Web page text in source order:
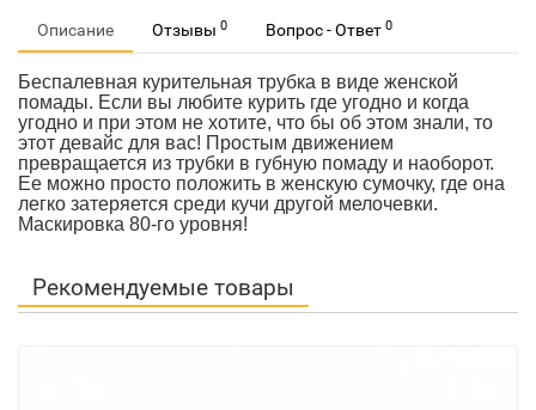
Описание Отзывы 0 Вопрос - Ответ 0
Беспалевная курительная трубка в виде женской
помады. Если вы любите курить где угодно и когда
угодно и при этом не хотите, что бы об этом знали, то
этот девайс для вас! Простым движением
превращается из трубки в губную помаду и наоборот.
Ее можно просто положить в женскую сумочку, где она
легко затеряется среди кучи другой мелочевки.
Маскировка 80-го уровня!
Рекомендуемые товары